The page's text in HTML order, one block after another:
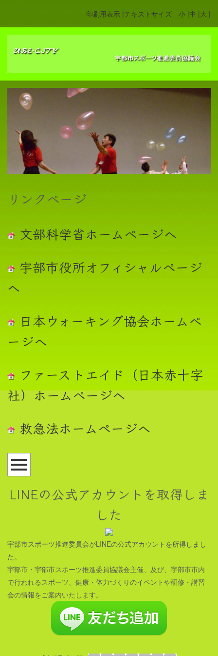
印刷用表示 |テキストサイズ 小 |中 |大 |
リンクページ
文部科学省ホームページへ
宇部市役所オフィシャルページ
へ
日本ウォーキング協会ホームぺ
ージヘ
ファーストエイド（日本赤十字
社）ホームページへ
救急法ホームページへ
LINEの公式アカウントを取得しま
した
宇部市スポーツ推進委員会がLINEの公式アカウントを所得しまし
た。
宇部市・宇部市スポーツ推進委員協議会主催、及び、宇部市市内
で行われるスポーツ、健康・体力づくりのイベントや研修・講習
会の情報をご案内いたします。